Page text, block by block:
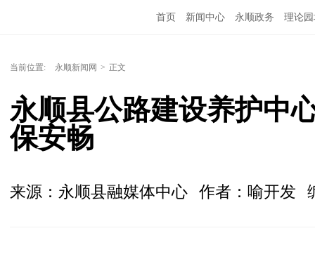
首页 新闻中心 永顺政务 理论
当前位置: 永顺新闻网 > 正文
永顺县公路建设养护中
保安畅
来源：永顺县融媒体中心 作者：喻开发